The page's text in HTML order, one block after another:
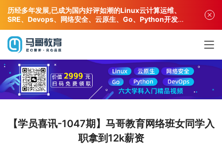
【学员喜讯-1047期】马哥教育网络班女同学入
职拿到12k薪资
历经多年发展,已成为国内好评如潮的Linux云计算运维、
SRE、Devops、网络安全、云原生、Go、Python开发专
业人才培训机构!